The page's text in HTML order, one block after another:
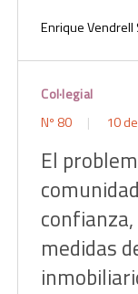
Enrique Vendrell
Col·legial
Nº 80
10
El
medidas